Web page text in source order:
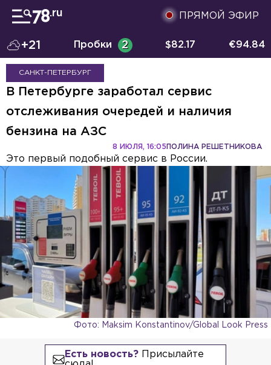
ПРЯМОЙ ЭФИР
+21 Пробки 2 $82.17 €94.84
САНКТ-ПЕТЕРБУРГ
В Петербурге заработал сервис
отслеживания очередей и наличия
бензина на АЗС
ПОЛИНА РЕШЕТНИКОВА
8 ИЮЛЯ, 16:05
Это первый подобный сервис в России.
Фото: Maksim Konstantinov/Global Look Press
Есть новость?Присылайте